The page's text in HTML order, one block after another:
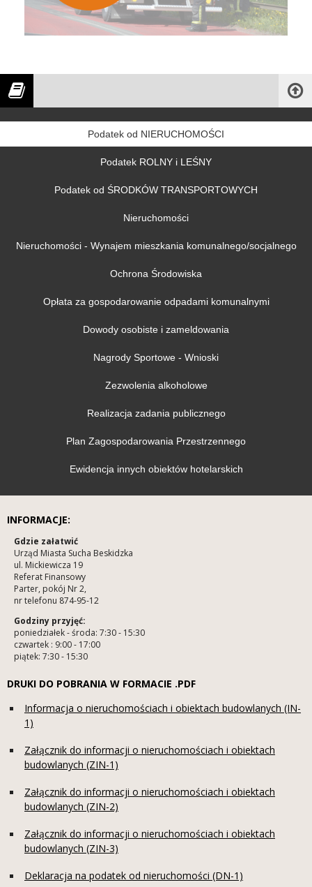
Podatek od NIERUCHOMOŚCI
Podatek ROLNY i LEŚNY
Podatek od ŚRODKÓW TRANSPORTOWYCH
Nieruchomości
Nieruchomości - Wynajem mieszkania komunalnego/socjalnego
Ochrona Środowiska
Opłata za gospodarowanie odpadami komunalnymi
Dowody osobiste i zameldowania
Nagrody Sportowe - Wnioski
Zezwolenia alkoholowe
Realizacja zadania publicznego
Plan Zagospodarowania Przestrzennego
Ewidencja innych obiektów hotelarskich
INFORMACJE:
Gdzie załatwić
Urząd Miasta Sucha Beskidzka
ul. Mickiewicza 19
Referat Finansowy
Parter, pokój Nr 2,
nr telefonu 874-95-12
Godziny przyjęć:
poniedziałek - środa: 7:30 - 15:30
czwartek : 9:00 - 17:00
piątek: 7:30 - 15:30
DRUKI DO POBRANIA W FORMACIE .PDF
Informacja o nieruchomościach i obiektach budowlanych (IN-
1)
Załącznik do informacji o nieruchomościach i obiektach
budowlanych (ZIN-1)
Załącznik do informacji o nieruchomościach i obiektach
budowlanych (ZIN-2)
Załącznik do informacji o nieruchomościach i obiektach
budowlanych (ZIN-3)
Deklaracja na podatek od nieruchomości (DN-1)